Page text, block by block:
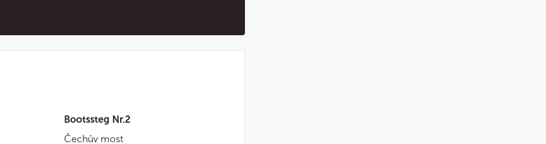
Preiselbeeren und frischem Gebäck
Bootssteg Nr.2
Čechův most